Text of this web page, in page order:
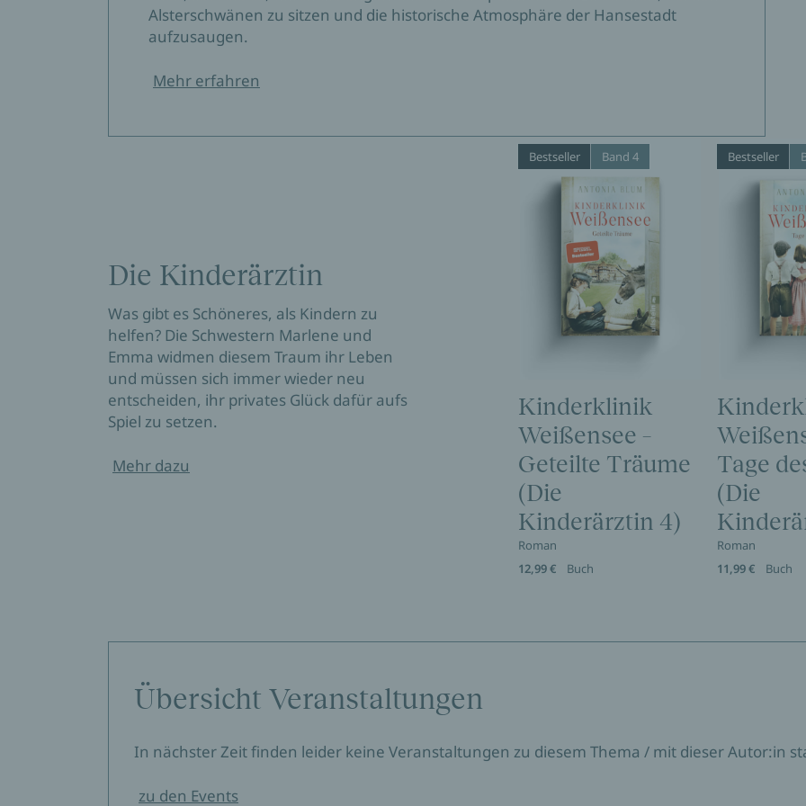
Alsterschwänen zu sitzen und die historische Atmosphäre der Hansestadt
aufzusaugen.
Mehr erfahren
Die Kinderärztin
Was gibt es Schöneres, als Kindern zu
helfen? Die Schwestern Marlene und
Emma widmen diesem Traum ihr Leben
und müssen sich immer wieder neu
entscheiden, ihr privates Glück dafür aufs
Spiel zu setzen.
Mehr dazu
Bestseller Band 4
Kinderklinik
Weißensee –
Geteilte Träume
(Die
Kinderärztin 4)
Roman
12,99 €
Buch
Bestseller
Tage
(Die
Roman
11,99 €
Buch
Übersicht Veranstaltungen
In nächster Zeit finden leider keine Veranstaltungen zu diesem Thema / mit dieser Autor:in
zu den Events